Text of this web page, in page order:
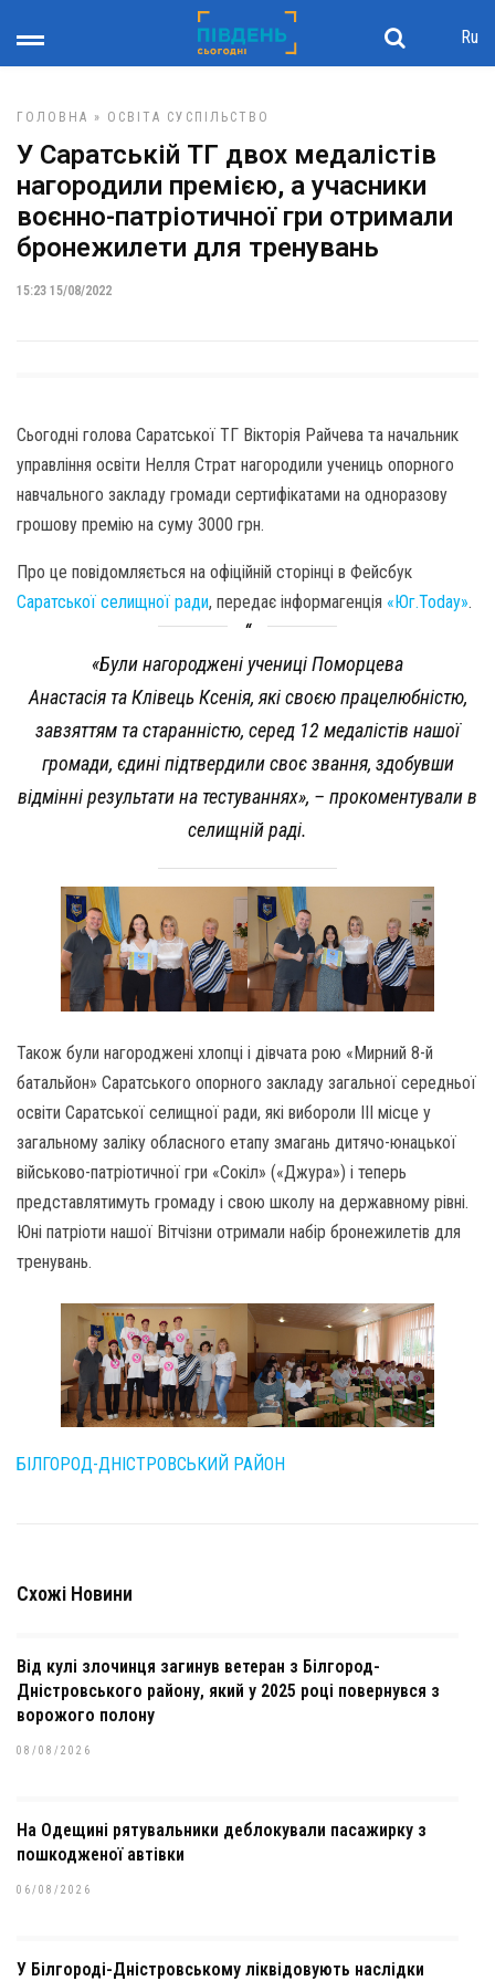
Ru
ГОЛОВНА » ОСВІТА СУСПІЛЬСТВО
У Саратській ТГ двох медалістів
нагородили премією, а учасники
воєнно-патріотичної гри отримали
бронежилети для тренувань
15:23 15/08/2022
Сьогодні голова Саратської ТГ Вікторія Райчева та начальник
управління освіти Нелля Страт нагородили учениць опорного
навчального закладу громади сертифікатами на одноразову
грошову премію на суму 3000 грн.
Про це повідомляється на офіційній сторінці в Фейсбук
Саратської селищної ради, передає інформагенція «Юг.Today».
«Були нагороджені учениці Поморцева
Анастасія та Клівець Ксенія, які своєю працелюбністю,
завзяттям та старанністю, серед 12 медалістів нашої
громади, єдині підтвердили своє звання, здобувши
відмінні результати на тестуваннях», – прокоментували в
селищній раді.
Також були нагороджені хлопці і дівчата рою «Мирний 8-й
батальйон» Саратського опорного закладу загальної середньої
освіти Саратської селищної ради, які вибороли ІІІ місце у
загальному заліку обласного етапу змагань дитячо-юнацької
військово-патріотичної гри «Сокіл» («Джура») і теперь
представлятимуть громаду і свою школу на державному рівні.
Юні патріоти нашої Вітчізни отримали набір бронежилетів для
тренувань.
БІЛГОРОД-ДНІСТРОВСЬКИЙ РАЙОН
Схожі Новини
Від кулі злочинця загинув ветеран з Білгород-
Дністровського району, який у 2025 році повернувся з
ворожого полону
08/08/2026
На Одещині рятувальники деблокували пасажирку з
пошкодженої автівки
06/08/2026
У Білгороді-Дністровському ліквідовують наслідки